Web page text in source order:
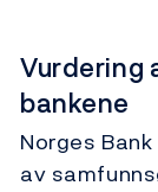
Vurdering
bankene
Norges
av